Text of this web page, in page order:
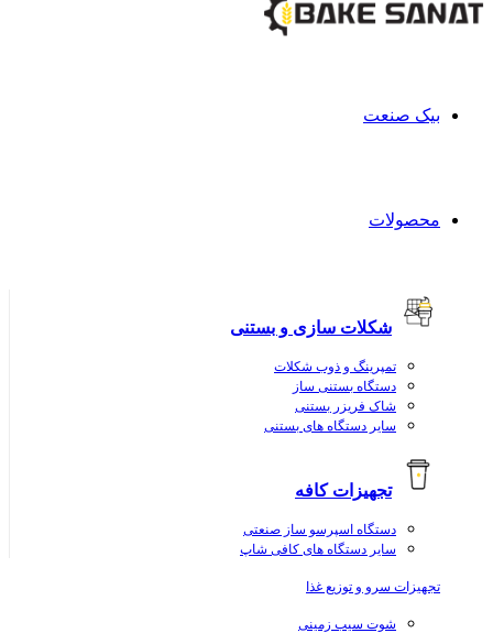
بیک صنعت
محصولات
شکلات سازی و بستنی
تمپرینگ و ذوب شکلات
دستگاه بستنی ساز
شاک فریزر بستنی
سایر دستگاه های بستنی
تجهیزات کافه
دستگاه اسپرسو ساز صنعتی
سایر دستگاه های کافی شاپ
تجهیزات سرو و توزیع غذا
شوت سیب زمینی